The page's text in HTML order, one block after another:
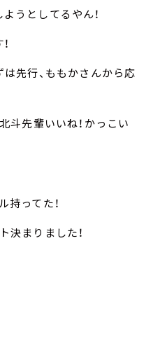
うとしてるやん！
は先行、ももかさんから応
斗先輩いいね！かっこい
持ってた！
決まりました！